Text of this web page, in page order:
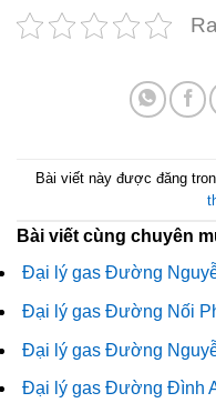
Bài viết này được đăng
Bài viết cùng chuyên
Đại lý gas Đường
Đại lý gas Đường Nối
Đại lý gas Đường
Đại lý gas Đường Đình